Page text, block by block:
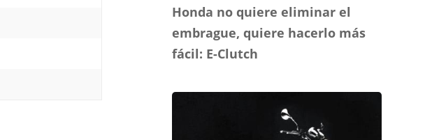
Honda no quiere eliminar el
embrague, quiere hacerlo más
fácil: E-Clutch